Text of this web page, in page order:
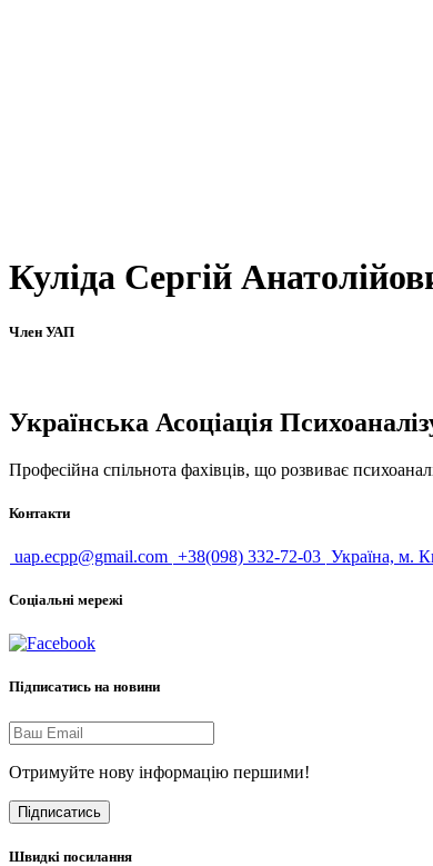
Куліда Сергій
Член УАП
Українська Асоціація
Професійна спільнота фахівців, що розвиває
Контакти
uap.ecpp@gmail.com +38(098) 332-72-03 Україна, м.
Соціальні мережі
Підписатись на новини
Отримуйте нову інформацію першими!
Підписатись
Швидкі посилання